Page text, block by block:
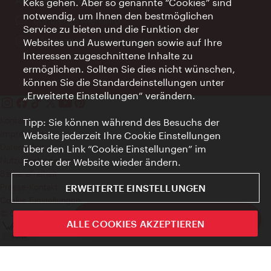
ivie - Die offizielle City Guide App
Ort:
concierge.wien.info
Öffnungszeiten:
Informationen rund um die Uhr
Kontakt
Impressum
Datenschutz
Nutzungsbedingungen
Barrierefreiheit
Cookie Einstellungen
© Copyright WienTourismus
notwendig, um Ihnen den bestmöglichen
Service zu bieten und die Funktion der
Websites und Auswertungen sowie auf Ihre
Interessen zugeschnittene Inhalte zu
ermöglichen. Sollten Sie dies nicht wünschen,
können Sie die Standardeinstellungen unter
„Erweiterte Einstellungen“ verändern.
Tipp: Sie können während des Besuchs der
Website jederzeit Ihre Cookie Einstellungen
über den Link “Cookie Einstellungen” im
Footer der Website wieder ändern.
ERWEITERTE EINSTELLUNGEN
ALLE COOKIES AKZEPTIEREN